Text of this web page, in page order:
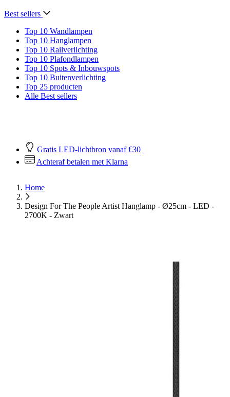
Best sellers
Top 10 Wandlampen
Top 10 Hanglampen
Top 10 Railverlichting
Top 10 Plafondlampen
Top 10 Spots & Inbouwspots
Top 10 Buitenverlichting
Top 25 producten
Alle Best sellers
Gratis LED-lichtbron vanaf €30
Achteraf betalen met Klarna
Home
Design For The People Artist Hanglamp - Ø25cm - LED -
2700K - Zwart